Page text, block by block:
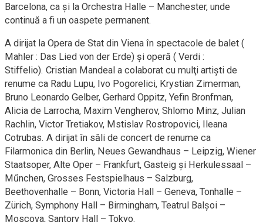
Barcelona, ca şi la Orchestra Halle – Manchester, unde
continuă a fi un oaspete permanent.
A dirijat la Opera de Stat din Viena în spectacole de balet (
Mahler : Das Lied von der Erde) şi operă ( Verdi :
Stiffelio). Cristian Mandeal a colaborat cu mulţi artişti de
renume ca Radu Lupu, Ivo Pogorelici, Krystian Zimerman,
Bruno Leonardo Gelber, Gerhard Oppitz, Yefin Bronfman,
Alicia de Larrocha, Maxim Vengherov, Shlomo Minz, Julian
Rachlin, Victor Tretiakov, Mstislav Rostropovici, Ileana
Cotrubas. A dirijat în săli de concert de renume ca
Filarmonica din Berlin, Neues Gewandhaus – Leipzig, Wiener
Staatsoper, Alte Oper – Frankfurt, Gasteig şi Herkulessaal –
Műnchen, Grosses Festspielhaus – Salzburg,
Beethovenhalle – Bonn, Victoria Hall – Geneva, Tonhalle –
Zürich, Symphony Hall – Birmingham, Teatrul Balşoi –
Moscova, Santory Hall – Tokyo.